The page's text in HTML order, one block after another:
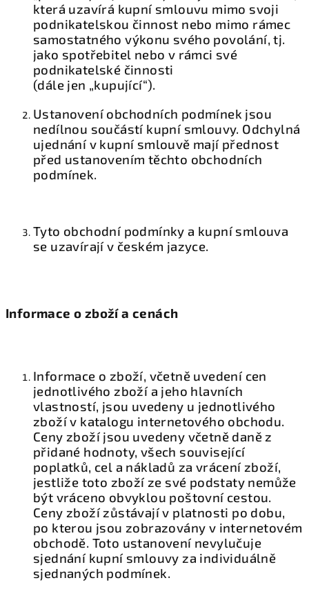
která uzavírá kupní smlouvu mimo svoji
podnikatelskou činnost nebo mimo rámec
samostatného výkonu svého povolání, tj.
jako spotřebitel nebo v rámci své
podnikatelské činnosti
(dále jen „kupující“).
Ustanovení obchodních podmínek jsou
nedílnou součástí kupní smlouvy. Odchylná
ujednání v kupní smlouvě mají přednost
před ustanovením těchto obchodních
podmínek.
Tyto obchodní podmínky a kupní smlouva
se uzavírají v českém jazyce.
Informace o zboží a cenách
Informace o zboží, včetně uvedení cen
jednotlivého zboží a jeho hlavních
vlastností, jsou uvedeny u jednotlivého
zboží v katalogu internetového obchodu.
Ceny zboží jsou uvedeny včetně daně z
přidané hodnoty, všech související
poplatků, cel a nákladů za vrácení zboží,
jestliže toto zboží ze své podstaty nemůže
být vráceno obvyklou poštovní cestou.
Ceny zboží zůstávají v platnosti po dobu,
po kterou jsou zobrazovány v internetovém
obchodě. Toto ustanovení nevylučuje
sjednání kupní smlouvy za individuálně
sjednaných podmínek.